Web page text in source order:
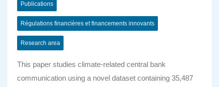
Publications
Régulations financières et financements innovants
Research area
This paper studies climate-related central bank
communication using a novel dataset containing 35,487